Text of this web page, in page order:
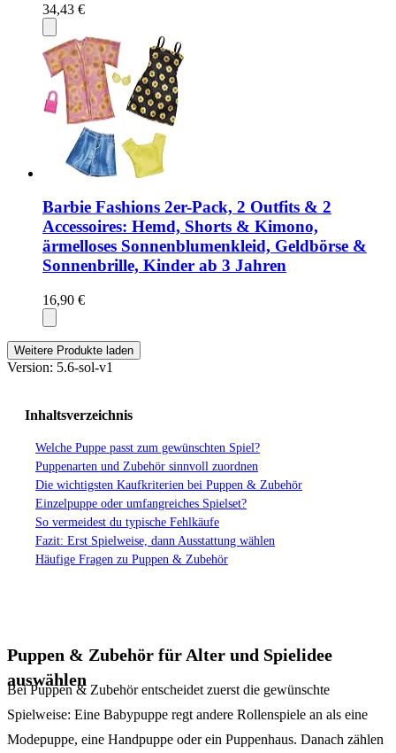
34,43 €
Barbie Fashions 2er-Pack, 2 Outfits & 2
Accessoires: Hemd, Shorts & Kimono,
ärmelloses Sonnenblumenkleid, Geldbörse &
Sonnenbrille, Kinder ab 3 Jahren
16,90 €
Weitere Produkte laden
Version: 5.6-sol-v1
Puppen & Zubehör für Alter und Spielidee
auswählen
Bei Puppen & Zubehör entscheidet zuerst die gewünschte
Spielweise: Eine Babypuppe regt andere Rollenspiele an als eine
Modepuppe, eine Handpuppe oder ein Puppenhaus. Danach zählen
Inhaltsverzeichnis
Welche Puppe passt zum gewünschten Spiel?
Puppenarten und Zubehör sinnvoll zuordnen
Die wichtigsten Kaufkriterien bei Puppen & Zubehör
Einzelpuppe oder umfangreiches Spielset?
So vermeidest du typische Fehlkäufe
Fazit: Erst Spielweise, dann Ausstattung wählen
Häufige Fragen zu Puppen & Zubehör